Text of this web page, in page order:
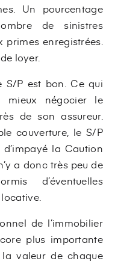
Un pourcentage
de sinistres
enregistrées.
loyer.
S/P est bon. Ce qui
mieux négocier le
de son assureur.
couverture, le S/P
la Caution
a donc très peu de
d’éventuelles
de l’immobilier
plus importante
la valeur de chaque